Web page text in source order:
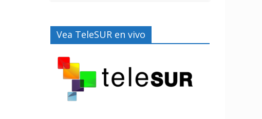
Vea TeleSUR en vivo